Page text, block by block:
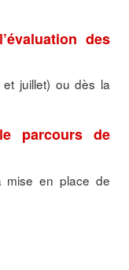
des
juillet) ou dès la
parcours de
mise en place de